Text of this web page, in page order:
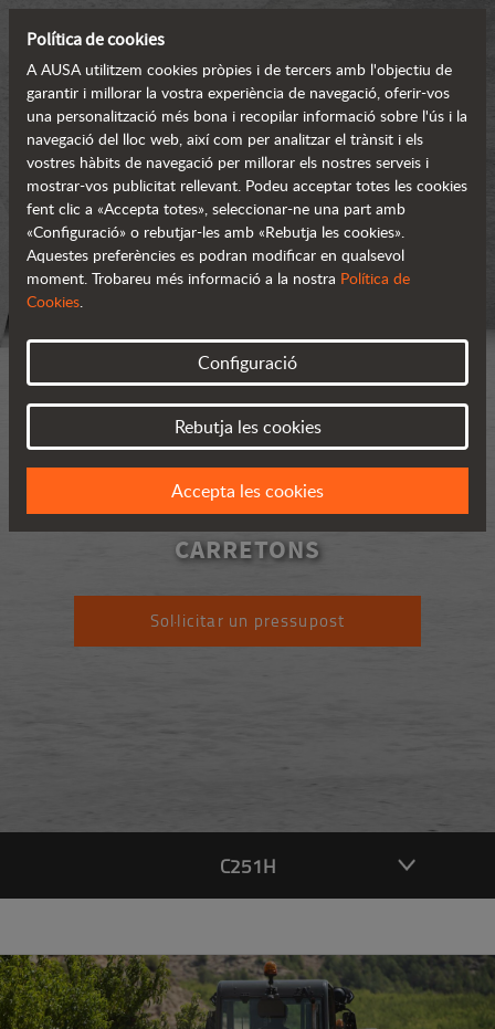
C251H
CARRETONS
Sol·licitar un pressupost
C251H
Política de cookies
A AUSA utilitzem cookies pròpies i de tercers amb l'objectiu de
garantir i millorar la vostra experiència de navegació, oferir-vos
una personalització més bona i recopilar informació sobre l'ús i la
navegació del lloc web, així com per analitzar el trànsit i els
vostres hàbits de navegació per millorar els nostres serveis i
mostrar-vos publicitat rellevant. Podeu acceptar totes les cookies
fent clic a «Accepta totes», seleccionar-ne una part amb
«Configuració» o rebutjar-les amb «Rebutja les cookies».
Aquestes preferències es podran modificar en qualsevol
moment. Trobareu més informació a la nostra Política de
Cookies.
Configuració
Rebutja les cookies
Accepta les cookies